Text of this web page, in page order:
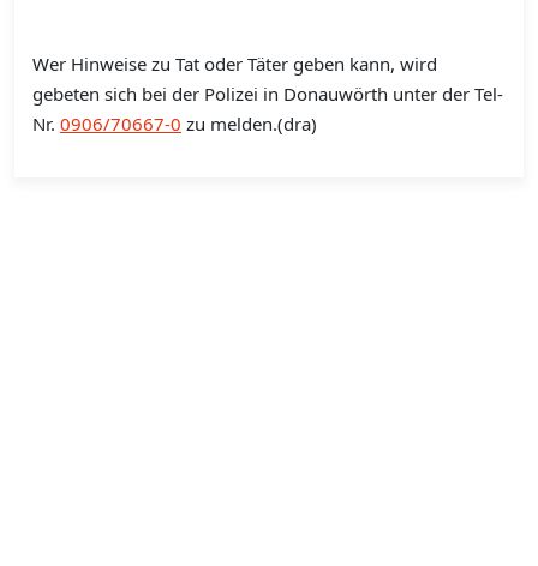
Wer Hinweise zu Tat oder Täter geben kann, wird
gebeten sich bei der Polizei in Donauwörth unter der Tel-
Nr. 0906/70667-0 zu melden.(dra)